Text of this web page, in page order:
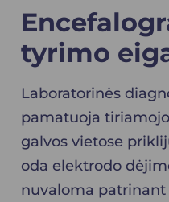
tyrimo
Laboratorinės
pamatuoja
galvos vietose
oda elektrodo
nuvaloma patrinant